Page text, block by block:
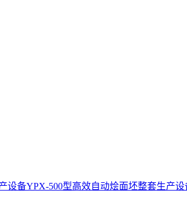
设备YPX-500型高效自动烩面坯整套生产设